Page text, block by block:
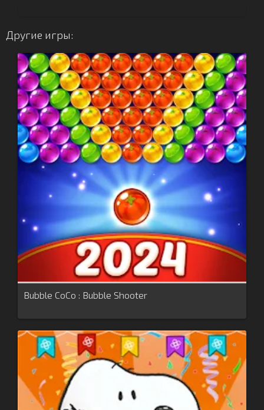
Другие игры:
Bubble CoCo : Bubble Shooter